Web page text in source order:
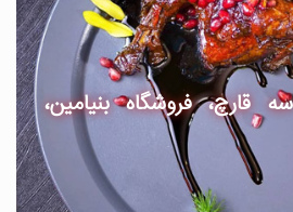
قارچ، فروشگاه بنیامین،